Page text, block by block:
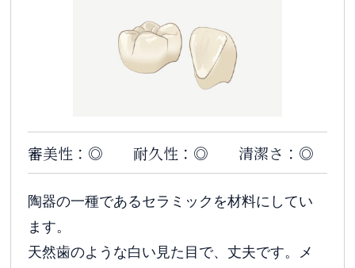
審美性：◎ 耐久性：◎ 清潔さ：◎
陶器の一種であるセラミックを材料にしてい
ます。
天然歯のような白い見た目で、丈夫です。メ